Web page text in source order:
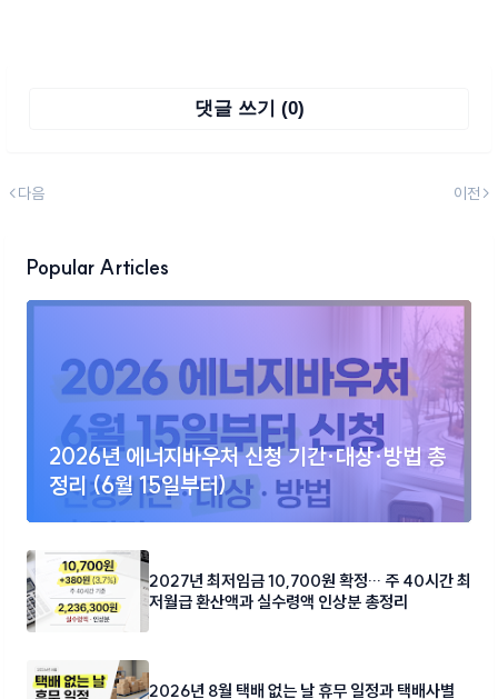
댓글 쓰기 (0)
다음 이전
Popular Articles
2026년 에너지바우처 신청 기간·대상·방법 총
정리 (6월 15일부터)
2027년 최저임금 10,700원 확정… 주 40시간 최
저월급 환산액과 실수령액 인상분 총정리
2026년 8월 택배 없는 날 휴무 일정과 택배사별